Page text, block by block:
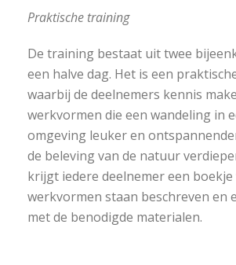
Praktische training
De training bestaat uit twee
een halve dag. Het is een
waarbij de deelnemers kennis
werkvormen die een wandeling in
omgeving leuker en
de beleving van de natuur
krijgt iedere deelnemer een boekje
werkvormen staan beschreven en
met de benodigde materialen.